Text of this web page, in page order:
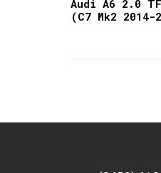
Audi A6 2.0
(C7 Mk2 2014-